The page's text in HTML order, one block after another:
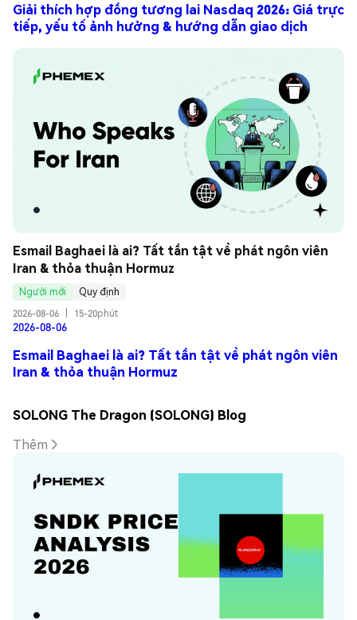
Giải thích hợp đồng tương lai Nasdaq 2026: Giá trực
tiếp, yếu tố ảnh hưởng & hướng dẫn giao dịch
Esmail Baghaei là ai? Tất tần tật về phát ngôn viên
Iran & thỏa thuận Hormuz
Người mới
Quy định
2026-08-06
15-20phút
2026-08-06
Esmail Baghaei là ai? Tất tần tật về phát ngôn viên
Iran & thỏa thuận Hormuz
SOLONG The Dragon (SOLONG) Blog
Thêm